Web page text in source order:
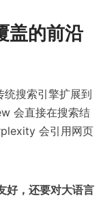
盖的前沿
搜索引擎扩展到
会直接在搜索结
会引用网页
好，还要对大语言